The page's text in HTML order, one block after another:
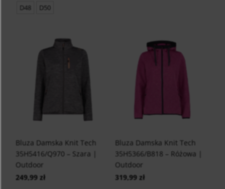
D48
D50
Bluza Damska Knit Tech
35H5416/Q970 – Szara |
Outdoor
249,99 zł
Bluza Damska Knit Tech
35H5366/B818 – Różowa |
Outdoor
319,99 zł